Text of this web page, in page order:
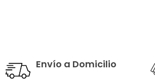
Envío a Domicilio